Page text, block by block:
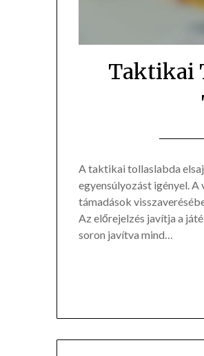
Taktikai
A taktikai tollaslabda
egyensúlyozást igényel.
támadások
Az előrejelzés javítja a
soron javítva mind…